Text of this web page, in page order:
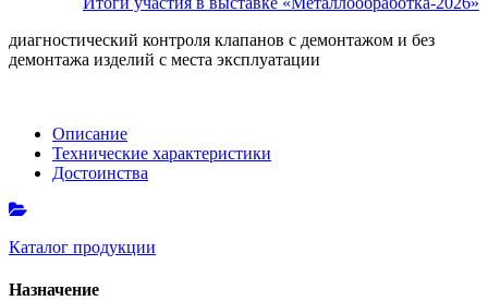
диагностический контроля клапанов с демонтажом и без
демонтажа изделий с места эксплуатации
Описание
Технические характеристики
Достоинства
Каталог продукции
Назначение